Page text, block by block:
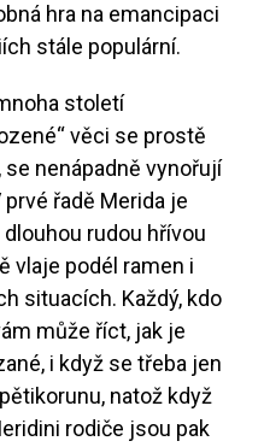
hra na emancipaci
stále populární.
století
věci se prostě
nenápadně vynořují
řadě Merida je
rudou hřívou
vlaje podél ramen i
situacích. Každý, kdo
může říct, jak je
i když se třeba jen
natož když
rodiče jsou pak